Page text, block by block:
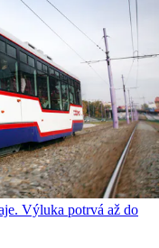
Výluka potrvá až do